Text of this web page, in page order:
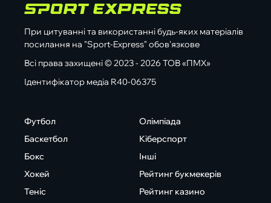
При цитуванні та використанні будь-яких матеріалів
посилання на "Sport-Express" обов'язкове
Всі права захищені © 2023 - 2026 ТОВ «ПМХ»
Ідентифікатор медіа R40-06375
Футбол
Баскетбол
Бокс
Хокей
Теніс
Олімпіада
Кіберспорт
Інші
Рейтинг букмекерів
Рейтинг казино